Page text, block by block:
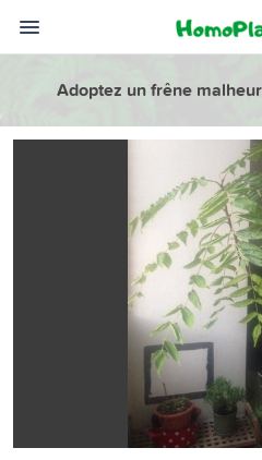
Adoptez un frêne